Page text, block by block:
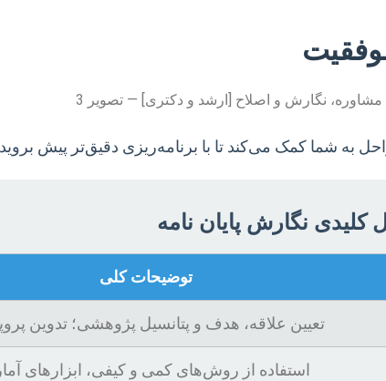
به شما کمک می‌کند تا با برنامه‌ریزی دقیق‌تر پیش
نگارش پایان نامه
توضیحات کلی
تعیین علاقه، هدف و پتانسیل پژوهشی؛ تدوین
استفاده از روش‌های کمی و کیفی، ابزارهای